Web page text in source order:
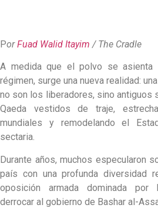
PorFuad Walid Itayim / The Cradle
A medida que el polvo se asienta
régimen, surge una nueva realidad:
no son los liberadores, sino antiguos
Qaeda vestidos de traje,
mundiales y remodelando el
sectaria.
Durante años, muchos especularon
país con una profunda diversidad
oposición armada dominada por
derrocar al gobierno de Bashar al-